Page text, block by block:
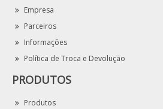
Empresa
Parceiros
Informações
Política de Troca e Devolução
PRODUTOS
Produtos